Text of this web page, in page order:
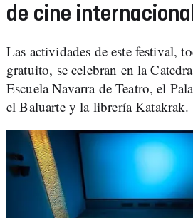
de cine
Las actividades de este festival,
gratuito, se celebran en la
Escuela Navarra de Teatro, el
el Baluarte y la librería Katakrak.